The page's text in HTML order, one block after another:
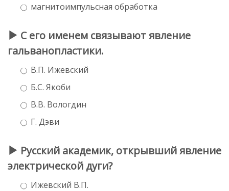
магнитоимпульсная обработка
С его именем связывают явление
гальванопластики.
В.П. Ижевский
Б.С. Якоби
В.В. Вологдин
Г. Дэви
Русский академик, открывший явление
электрической дуги?
Ижевский В.П.